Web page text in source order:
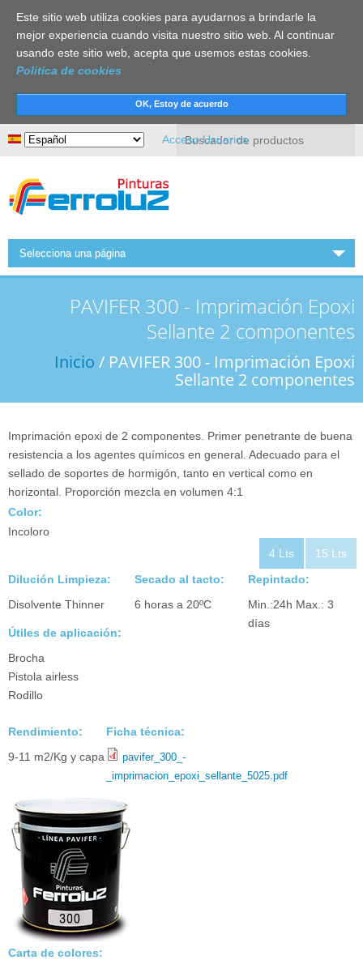
Este sitio web utiliza cookies para ayudarnos a brindarle la
mejor experiencia cuando visita nuestro sitio web. Al continuar
usando este sitio web, acepta que usemos estas cookies.
Politica de cookies
Buscar
Acceso Usuarios
Selecciona una página
CONTACTO
DESCARGAS
PAVIFER 300 - Imprimación Epoxi
Sellante 2 componentes
Inicio / PAVIFER 300 - Imprimación Epoxi
Sellante 2 componentes
Imprimación epoxi de 2 componentes. Primer penetrante de buena
resistencia a los agentes químicos en general. Adecuado para el
sellado de soportes de hormigón, tanto en vertical como en
horizontal. Proporción mezcla en volumen 4:1
Color:
Incoloro
15 Lts
4 Lts
Dilución Limpieza:
Disolvente Thinner
Secado al tacto:
6 horas a 20ºC
Útiles de aplicación:
Brocha
Pistola airless
Rodillo
Repintado:
Min.:24h Max.: 3
días
Rendimiento:
9-11 m2/Kg y capa
Ficha técnica:
pavifer_300_-
_imprimacion_epoxi_sellante_5025.pdf
Carta de colores: